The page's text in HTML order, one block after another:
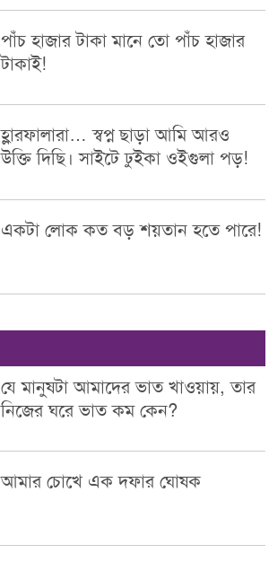
পাঁচ হাজার টাকা মানে তো পাঁচ হাজার
টাকাই!
হ্লারফালারা… স্বপ্ন ছাড়া আমি আরও
উক্তি দিছি। সাইটে ঢুইকা ওইগুলা পড়!
একটা লোক কত বড় শয়তান হতে পারে!
যে মানুষটা আমাদের ভাত খাওয়ায়, তার
নিজের ঘরে ভাত কম কেন?
আমার চোখে এক দফার ঘোষক